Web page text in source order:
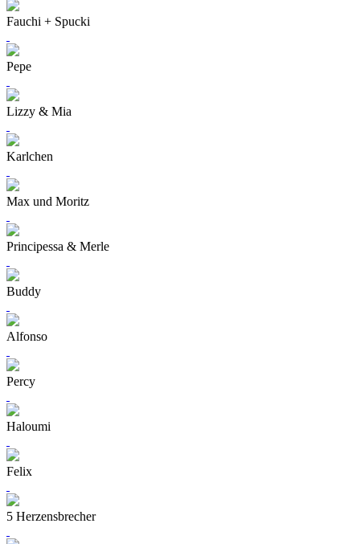
Fauchi + Spucki
Pepe
Lizzy & Mia
Karlchen
Max und Moritz
Principessa & Merle
Buddy
Alfonso
Percy
Haloumi
Felix
5 Herzensbrecher